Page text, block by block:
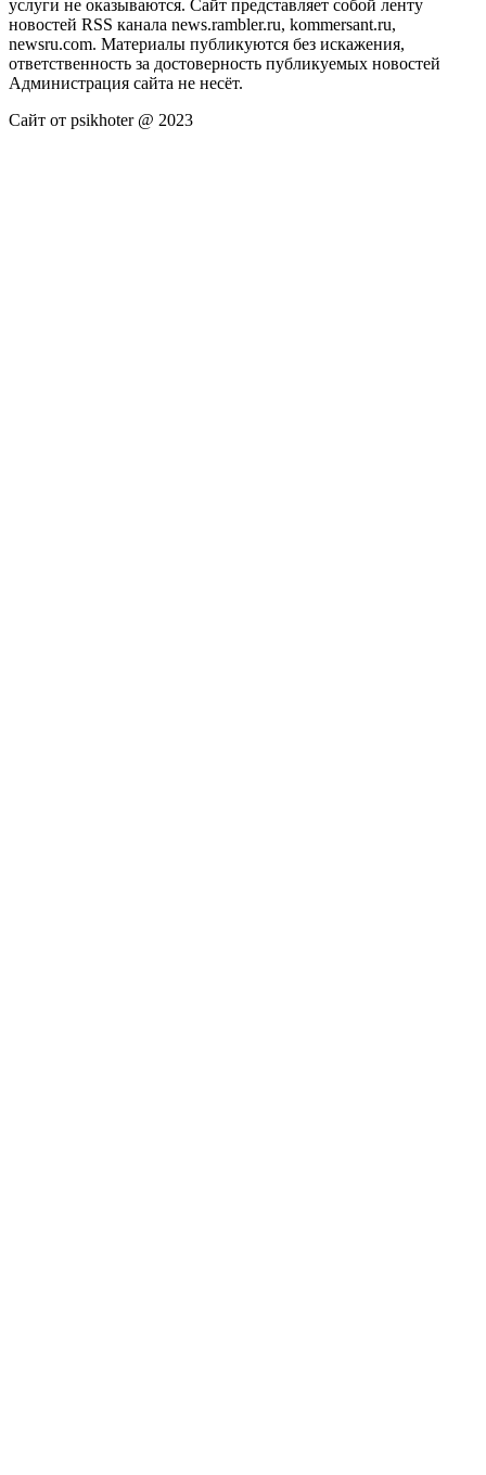
услуги не оказываются. Сайт представляет собой ленту
новостей RSS канала news.rambler.ru, kommersant.ru,
newsru.com. Материалы публикуются без искажения,
ответственность за достоверность публикуемых новостей
Администрация сайта не несёт.
Сайт от psikhoter @ 2023